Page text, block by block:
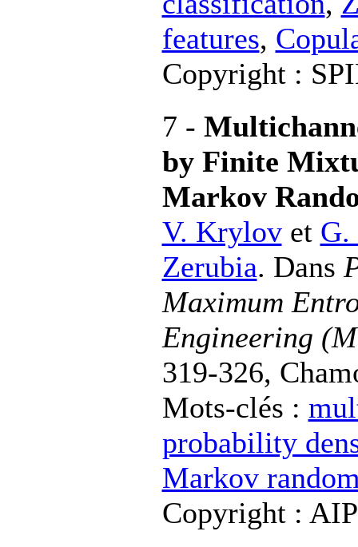
features,
Copyright :
7 -
by Finite
Markov
V. Krylovet G.
Zerubia. Dans
Maximum
Engineering
319-326,
Mots-clés :
probability
Markov
Copyright : AIP